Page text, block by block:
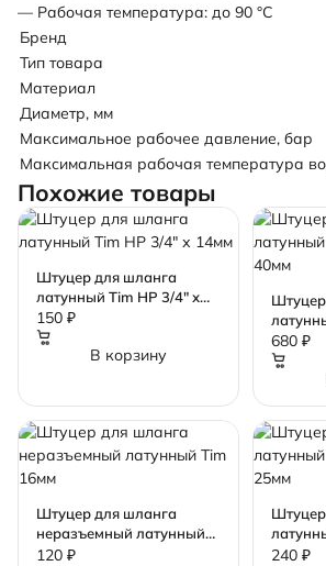
— Рабочая температура: до 90 °С
Бренд
Тип товара
Материал
Диаметр, мм
Максимальное рабочее давление, бар
Максимальная рабочая температура
Похожие товары
Штуцер для шланга
латунный Tim НР 3/4" х
14мм
150 ₽
В корзину
40мм
680 ₽
Штуцер для шланга
неразъемный латунный
Tim 16мм
120 ₽
25мм
240 ₽